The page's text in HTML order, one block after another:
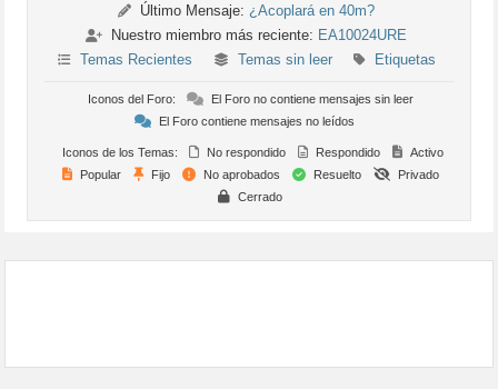
Último Mensaje: ¿Acoplará en 40m?
Nuestro miembro más reciente: EA10024URE
Temas Recientes
Temas sin leer Etiquetas
Iconos del Foro:
El Foro no contiene mensajes sin leer
El Foro contiene mensajes no leídos
Iconos de los Temas: No respondido Respondido
Activo
Popular
Fijo No aprobados Resuelto
Privado
Cerrado